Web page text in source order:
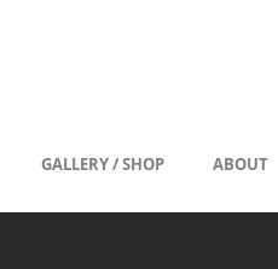
GALLERY / SHOP ABOUT